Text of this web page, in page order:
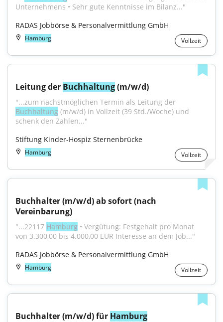
Unternehmens • Sehr gute Kenntnisse im Bilanz..."
RADAS Jobbörse & Personalvermittlung GmbH
Hamburg Vollzeit
Leitung der Buchhaltung (m/w/d)
Buchhaltung (m/w/d) in Vollzeit (39 Std./Woche) und
schenk den Zahlen..."
Stiftung Kinder-Hospiz Sternenbrücke
Hamburg Vollzeit
Buchhalter (m/w/d) ab sofort (nach
Vereinbarung)
"...22117 Hamburg • Vergütung: Festgehalt pro Monat
von 3.300,00 bis 4.000,00 EUR Interesse an dem Job..."
RADAS Jobbörse & Personalvermittlung GmbH
Hamburg Vollzeit
Buchhalter (m/w/d) für Hamburg